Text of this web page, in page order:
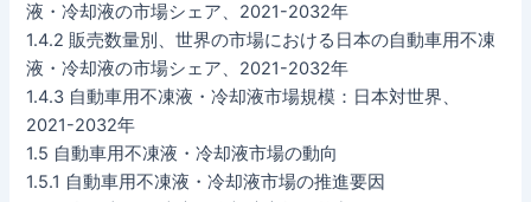
液・冷却液の市場シェア、2021-2032年
1.4.2 販売数量別、世界の市場における日本の自動車用不凍
液・冷却液の市場シェア、2021-2032年
1.4.3 自動車用不凍液・冷却液市場規模：日本対世界、
2021-2032年
1.5 自動車用不凍液・冷却液市場の動向
1.5.1 自動車用不凍液・冷却液市場の推進要因